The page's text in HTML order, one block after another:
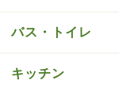
バス・トイレ
キッチン